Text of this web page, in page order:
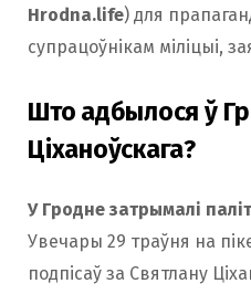
Hrodna.life) для
супрацоўнікам міліцыі,
Што адбылося ў
Ціханоўскага?
У Гродне затрымалі
Увечары 29 траўня на
подпісаў за Святлану